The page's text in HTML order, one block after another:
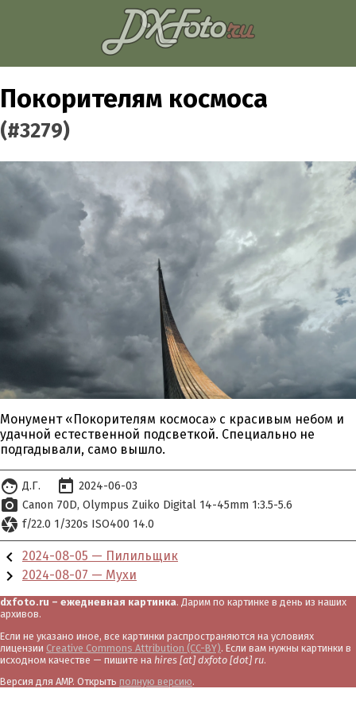
Покорителям космоса
(#3279)
Монумент «Покорителям космоса» с красивым небом и
удачной естественной подсветкой. Специально не
подгадывали, само вышло.
face Д.Г. today 2024-06-03
photo_camera Canon 70D Olympus Zuiko Digital 14-45mm 1:3.5-5.6
camera f/22.0 1/320s ISO400 14.0
chevron_left 2024-08-05 — Пилильщик
chevron_right 2024-08-07 — Мухи
dxfoto.ru – ежедневная картинка. Дарим по картинке в день из наших
архивов.
Если не указано иное, все картинки распространяются на условиях
лицензии Creative Commons Attribution (CC-BY). Если вам нужны картинки в
исходном качестве — пишите на hires [at] dxfoto [dot] ru.
Версия для AMP. Открыть полную версию.